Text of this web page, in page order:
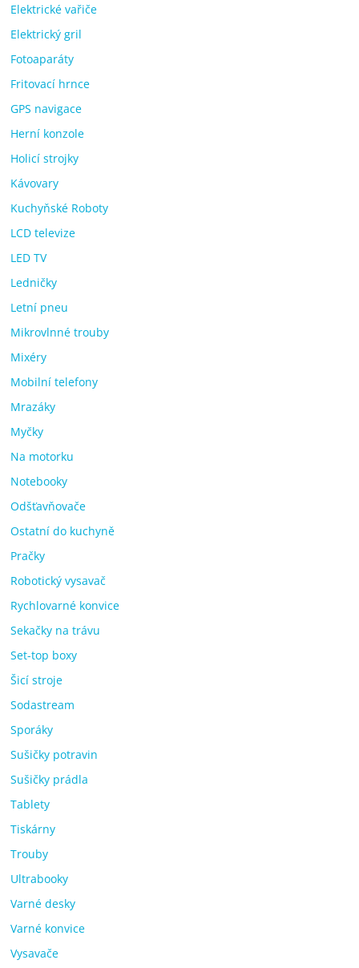
Elektrické vařiče
Elektrický gril
Fotoaparáty
Fritovací hrnce
GPS navigace
Herní konzole
Holicí strojky
Kávovary
Kuchyňské Roboty
LCD televize
LED TV
Ledničky
Letní pneu
Mikrovlnné trouby
Mixéry
Mobilní telefony
Mrazáky
Myčky
Na motorku
Notebooky
Odšťavňovače
Ostatní do kuchyně
Pračky
Robotický vysavač
Rychlovarné konvice
Sekačky na trávu
Set-top boxy
Šicí stroje
Sodastream
Sporáky
Sušičky potravin
Sušičky prádla
Tablety
Tiskárny
Trouby
Ultrabooky
Varné desky
Varné konvice
Vysavače